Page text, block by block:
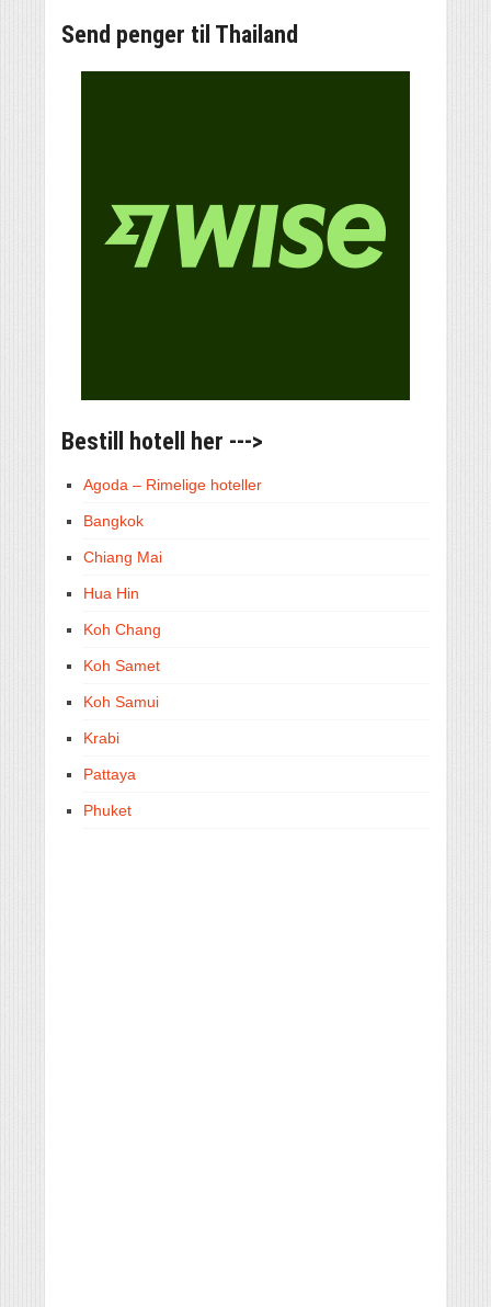
Send penger til Thailand
Bestill hotell her --->
Agoda – Rimelige hoteller
Bangkok
Chiang Mai
Hua Hin
Koh Chang
Koh Samet
Koh Samui
Krabi
Pattaya
Phuket